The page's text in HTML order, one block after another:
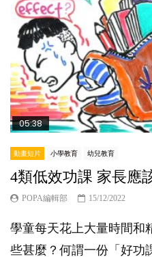
05:38
動畫短片 小學教育 幼兒教育
4類低效功課 家長應
POPA編輯部 15/12/2022
學童每天花上大量時間和
些甚麼？何謂一份「好功